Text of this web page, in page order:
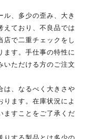
ル、多少の歪み、大き
えており、不良品では
店で二重チェックをし
ます。手仕事の特性に
いただける方のご注文
は、なるべく大きさや
ます。在庫状況によ
ますことをご了承くだ